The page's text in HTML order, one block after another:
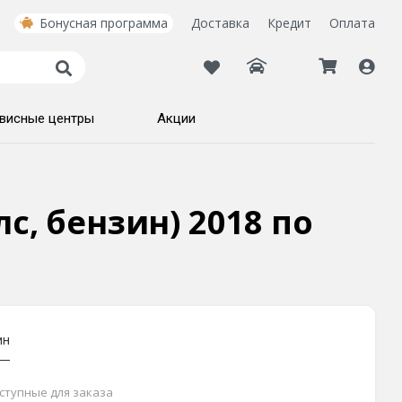
Бонусная программа Доставка Кредит Оплата
центры Акции
бензин) 2018 по
для заказа